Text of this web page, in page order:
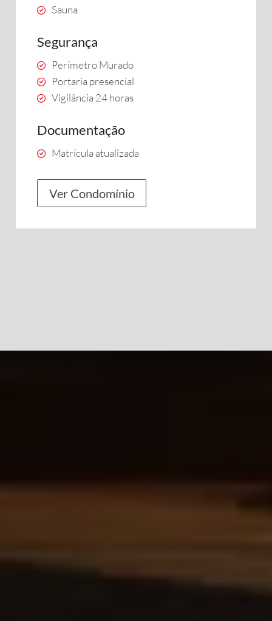
Sauna
Segurança
Perímetro Murado
Portaria presencial
Vigilância 24 horas
Documentação
Matrícula atualizada
Ver Condomínio